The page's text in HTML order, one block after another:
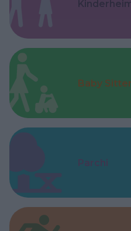
Baby Sitter
Parchi